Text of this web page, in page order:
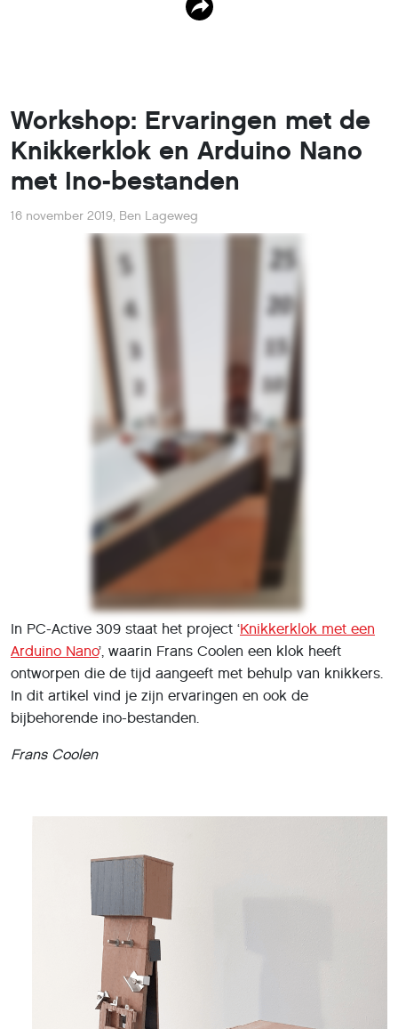
Workshop: Ervaringen met de
Knikkerklok en Arduino Nano
met Ino-bestanden
16 november 2019, Ben Lageweg
In PC-Active 309 staat het project ‘Knikkerklok met een
Arduino Nano’, waarin Frans Coolen een klok heeft
ontworpen die de tijd aangeeft met behulp van knikkers.
In dit artikel vind je zijn ervaringen en ook de
bijbehorende ino-bestanden.
Frans Coolen